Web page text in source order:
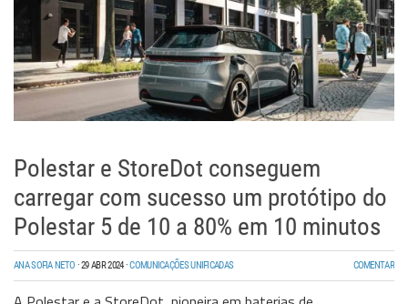
Polestar e StoreDot conseguem
carregar com sucesso um protótipo do
Polestar 5 de 10 a 80% em 10 minutos
ANA SOFIA NETO ·29 ABR 2024·COMUNICAÇÕES UNIFICADAS COMENTAR